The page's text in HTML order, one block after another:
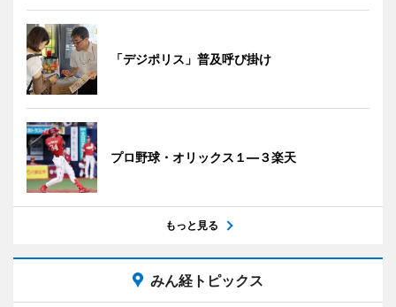
「デジポリス」普及呼び掛け
プロ野球・オリックス１―３楽天
もっと見る
みん経トピックス